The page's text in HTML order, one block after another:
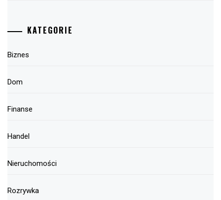
KATEGORIE
Biznes
Dom
Finanse
Handel
Nieruchomości
Rozrywka